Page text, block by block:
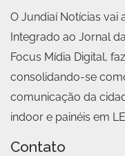
O Jundiaí Notícias vai
Integrado ao Jornal
Focus Mídia Digital,
consolidando-se
comunicação da
indoor e painéis em
Contato